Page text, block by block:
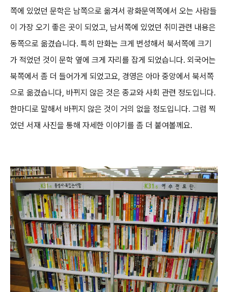
쪽에 있었던 문학은 남쪽으로 옮겨서 광화문역쪽에서 오는 사람들
이 가장 오기 좋은 곳이 되었고, 남서쪽에 있었던 취미관련 내용은
동쪽으로 옮겼습니다. 특히 만화는 크게 번성해서 북서쪽에 크기
가 적었던 것이 문학 옆에 크게 자리를 잡게 되었습니다. 외국어는
북쪽에서 좀 더 들어가게 되었고요, 경영은 아마 중앙에서 북서쪽
으로 옮겼습니다, 바뀌지 않은 것은 종교와 사회 관련 정도입니다.
한마디로 말해서 바뀌지 않은 것이 거의 없을 정도입니다. 그럼 찍
었던 서재 사진을 통해 자세한 이야기를 좀 더 붙여볼께요.